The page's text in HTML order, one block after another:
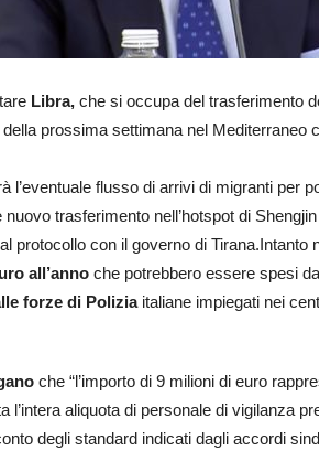
Libra, che si occupa del trasferimento
della prossima settimana nel Mediterraneo
l’eventuale flusso di arrivi di migranti per
trasferimento nell’hotspot di
protocollo con il governo di Tirana.Intanto
all’anno che potrebbero essere spesi
forze di Poliziaitaliane impiegati nei
che “l’importo di 9 milioni di euro
l’intera aliquota di personale di vigilanza
degli standard indicati dagli accordi